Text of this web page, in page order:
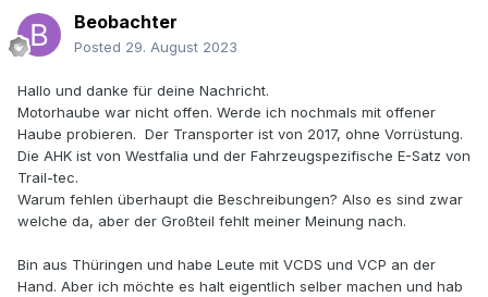
Beobachter
Posted 29. August 2023
Hallo und danke für deine Nachricht.
Motorhaube war nicht offen. Werde ich nochmals mit offener
Haube probieren. Der Transporter ist von 2017, ohne Vorrüstung.
Die AHK ist von Westfalia und der Fahrzeugspezifische E-Satz von
Trail-tec.
Warum fehlen überhaupt die Beschreibungen? Also es sind zwar
welche da, aber der Großteil fehlt meiner Meinung nach.
Bin aus Thüringen und habe Leute mit VCDS und VCP an der
Hand. Aber ich möchte es halt eigentlich selber machen und hab